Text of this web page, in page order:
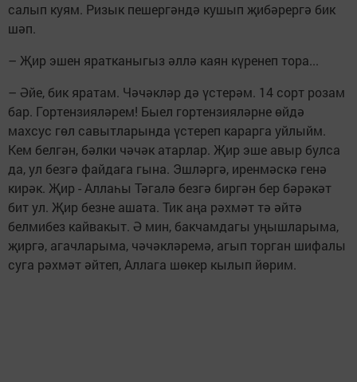
салып куям. Ризык пешергәндә кушып җибәрергә бик
шәп.
– Җир эшен яратканыгыз әллә каян күренеп тора...
– Әйе, бик яратам. Чәчәкләр дә үстерәм. 14 сорт розам
бар. Гортензияләрем! Быел гортензияләрне өйдә
махсус гөл савытларында үстереп карарга уйлыйм.
Кем белгән, бәлки чәчәк атарлар. Җир эше авыр булса
да, ул безгә файдага гына. Эшләргә, иренмәскә генә
кирәк. Җир - Аллаһы Тәгалә безгә биргән бер бәрәкәт
бит ул. Җир безне ашата. Тик аңа рәхмәт тә әйтә
белмибез кайвакыт. Ә мин, бакчамдагы уңышларыма,
җиргә, агачларыма, чәчәкләремә, агып торган шифалы
суга рәхмәт әйтеп, Аллага шөкер кылып йөрим.